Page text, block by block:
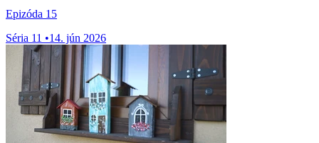
Epizóda 15
Séria 11 •14. jún 2026